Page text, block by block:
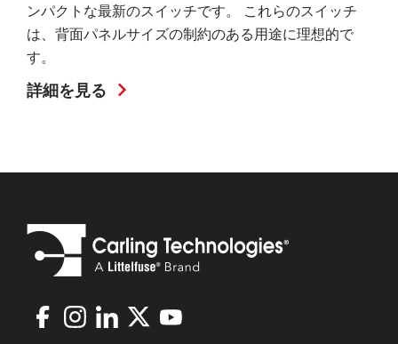
ンパクトな最新のスイッチです。 これらのスイッチ
は、背面パネルサイズの制約のある用途に理想的で
す。
詳細を見る
Facebook
Instagram
LinkedIn
X Youtube